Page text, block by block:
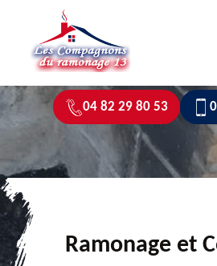
04 82 29 80 53
Ramonage et